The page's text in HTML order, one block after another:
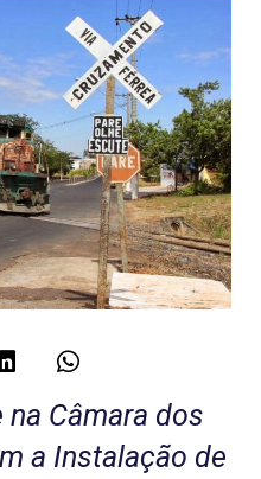
na Câmara dos
a Instalação de